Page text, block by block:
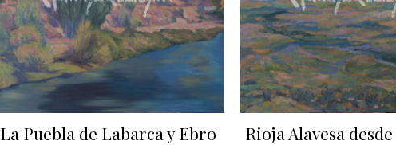
La Puebla de Labarca y Ebro Rioja Alavesa